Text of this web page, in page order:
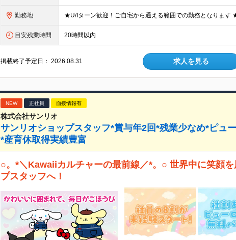
勤務地
目安残業時間 20時間以内
掲載終了予定日：2026.08.31 求人を見る
NEW 正社員 面接情報有
株式会社サンリオ
サンリオショップスタッフ*賞与年2回*残業少なめ*ピュ
*産育休取得実績豊富
○。*＼Kawaiiカルチャーの最前線／*。○ 世界中に笑顔
プスタッフへ！